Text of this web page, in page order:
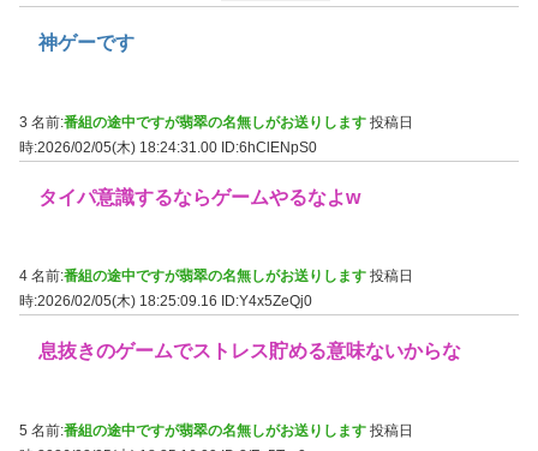
神ゲーです
3 名前:番組の途中ですが翡翠の名無しがお送りします 投稿日
時:2026/02/05(木) 18:24:31.00 ID:6hClENpS0
タイパ意識するならゲームやるなよw
4 名前:番組の途中ですが翡翠の名無しがお送りします 投稿日
時:2026/02/05(木) 18:25:09.16
ID:Y4x5ZeQj0
息抜きのゲームでストレス貯める意味ないからな
5 名前:番組の途中ですが翡翠の名無しがお送りします 投稿日